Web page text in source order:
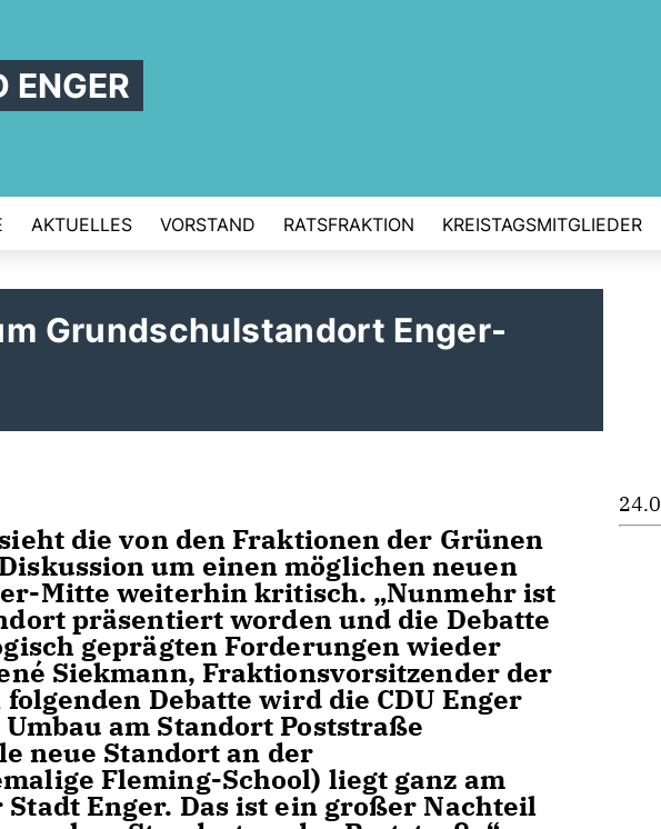
ENGER
AKTUELLES VORSTAND RATSFRAKTION KREISTAGSMITGLIEDER
Grundschulstandort Enger-
die von den Fraktionen der Grünen
um einen möglichen neuen
Mitte weiterhin kritisch. „Nunmehr ist
präsentiert worden und die Debatte
geprägten Forderungen wieder
Siekmann, Fraktionsvorsitzender der
Debatte wird die CDU Enger
am Standort Poststraße
neue Standort an der
Fleming-School) liegt ganz am
Enger. Das ist ein großer Nachteil